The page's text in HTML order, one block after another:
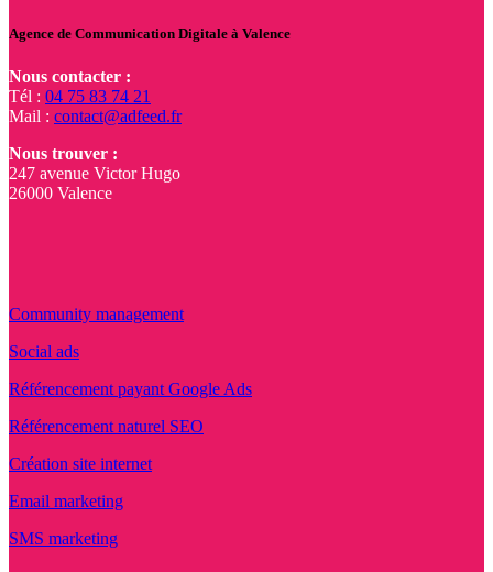
Agence de Communication Digitale à Valence
Nous contacter :
Tél : 04 75 83 74 21
Mail : contact@adfeed.fr
Nous trouver :
247 avenue Victor Hugo
26000 Valence
Community management
Social ads
Référencement payant Google Ads
Référencement naturel SEO
Création site internet
Email marketing
SMS marketing